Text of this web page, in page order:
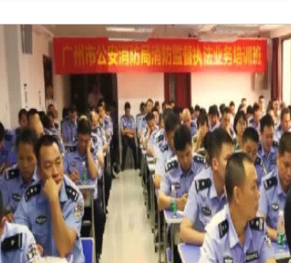
及其周围环境存在的各种火灾风险源，···